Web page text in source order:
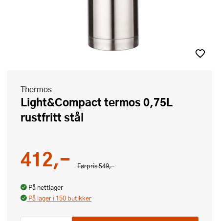
Thermos
Light&Compact termos 0,75L
rustfritt stål
Førpris549,-
412,-
På nettlager
På lager i 150 butikker